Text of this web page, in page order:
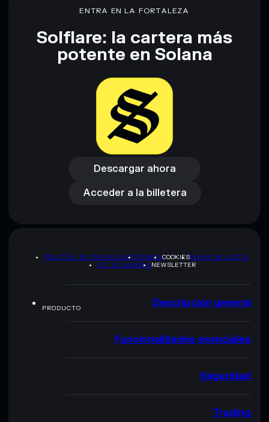
Descargo de responsabilidad: Esta información tiene
únicamente fines educativos y no constituye asesoramiento
proporcionados por rugcheck.xyz.
ENTRA EN LA FORTALEZA
Solflare: la cartera más
potente en Solana
Descargar ahora
Descargar ahora
Acceder a la billetera
Acceder a la billetera
POLÍTICA DE PRIVACIDADTERMSCOOKIESMAPA DEL SITIO
KIT DE MARCA NEWSLETTER
PRODUCTO Descripción general
Funcionalidades esenciales
Seguridad
Trading